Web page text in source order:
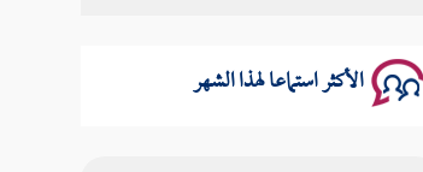
الأكثر استماعا لهذا الشهر